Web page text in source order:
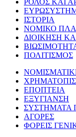
ΙΣΤΟΡΙΑ
ΝΟΜΙΚΟ
ΔΙΟΙΚΗΣΗ
ΠΟΛΙΤΙΣΜΟΣ
ΕΠΟΠΤΕΙΑ
ΕΞΥΓΙΑΝΣΗ
ΣΥΣΤΗΜΑΤΑ
ΑΓΟΡΕΣ
ΦΟΡΕΙΣ